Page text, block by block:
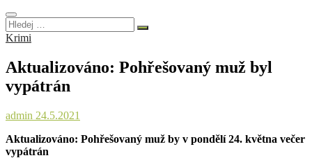
Hledej
…
Krimi
Aktualizováno: Pohřešovaný muž byl
vypátrán
admin 24.5.2021
Aktualizováno: Pohřešovaný muž by v pondělí 24. května večer
vypátrán